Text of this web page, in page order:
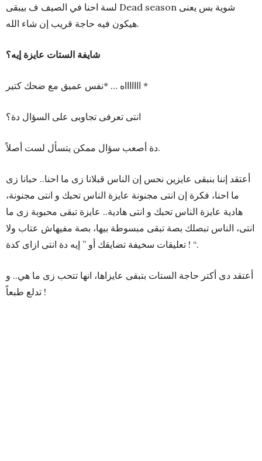
لسة احنا في الصيف ف بيبقى Dead season شوية بس يعنى
هيكون فيه حاجة قريب إن شاء الله.
شايفة الستات عايزة إيه؟
اااااااه … *نفس عميق مع ضحك كتير *
انتى تعرفى تجاوبى على السؤال دة؟
دة أصعب سؤال ممكن يتسأل لست أصلاً.
أعتقد إننا بنبقى عايزين نحس إن الناس قبلانا زى ما احنا.. حبانا زى
ما احنا، فكرة إن انتى مجنونة عايزة الناس تحبك و انتى مجنونة،
هادية عايزة الناس تحبك و انتى هادية.. عايزة تبقى محبوبة زى ما
انتى، الناس تبصلك بصة تبقى مبسوطة بيها، بصة مفيهاش عتاب ولا
تعليقات سخيفة تضايقك أو ” إيه دة انتى ازاى كدة ! “.
أعتقد دى أكتر حاجة الستات بتبقى عايزاها، انها تتحب زى ما هي.. و
تدلع طبعاً !